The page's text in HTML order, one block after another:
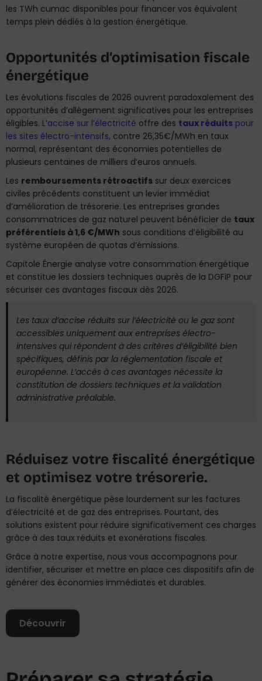
les TWh cumac disponibles pour financer vos équivalent
temps plein dédiés à la gestion énergétique.
Opportunités d’optimisation fiscale
énergétique
Les évolutions fiscales de 2026 ouvrent paradoxalement des
opportunités d’allègement significatives pour les entreprises
éligibles. L’accise sur l’électricité offre des taux réduits pour
les sites électro-intensifs, contre 26,35€/MWh en taux
normal, représentant des économies potentielles de
plusieurs centaines de milliers d’euros annuels.
Les remboursements rétroactifs sur deux exercices
civiles précédents constituent un levier immédiat
d’amélioration de trésorerie. Les entreprises grandes
consommatrices de gaz naturel peuvent bénéficier de taux
préférentiels à 1,6 €/MWh sous conditions d’éligibilité au
système européen de quotas d’émissions.
Capitole Énergie analyse votre consommation énergétique
et constitue les dossiers techniques auprès de la DGFiP pour
sécuriser ces avantages fiscaux dès 2026.
Les taux d’accise réduits sur l’électricité ou le gaz sont
accessibles uniquement aux entreprises électro-
intensives qui répondent à des critères d’éligibilité bien
spécifiques, définis par la réglementation fiscale et
européenne. L’accès à ces avantages nécessite la
constitution de dossiers techniques et la validation
administrative préalable.
Réduisez votre fiscalité énergétique
et optimisez votre trésorerie.
La fiscalité énergétique pèse lourdement sur les factures
d’électricité et de gaz des entreprises. Pourtant, des
solutions existent pour réduire significativement ces charges
grâce à des taux réduits et exonérations fiscales.
Grâce à notre expertise, nous vous accompagnons pour
identifier, sécuriser et mettre en place ces dispositifs afin de
générer des économies immédiates et durables.
Découvrir